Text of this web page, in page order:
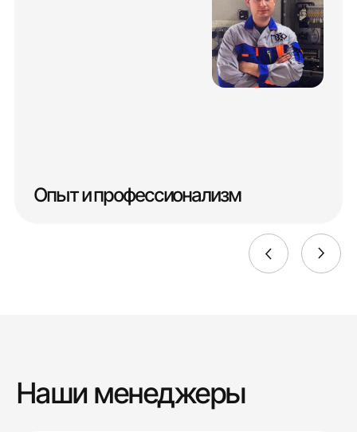
Опыт и профессионализм
Наши менеджеры